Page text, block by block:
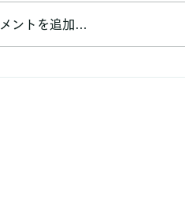
すると痩せやすくなるって本
？ 」「ダイエットには腸内環
ントを追加…